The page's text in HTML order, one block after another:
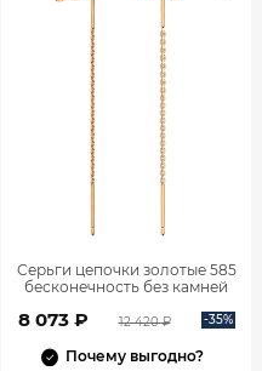
Серьги цепочки золотые 585
бесконечность без камней
8 073 ₽ 12 420 ₽ -35%
Почему выгодно?